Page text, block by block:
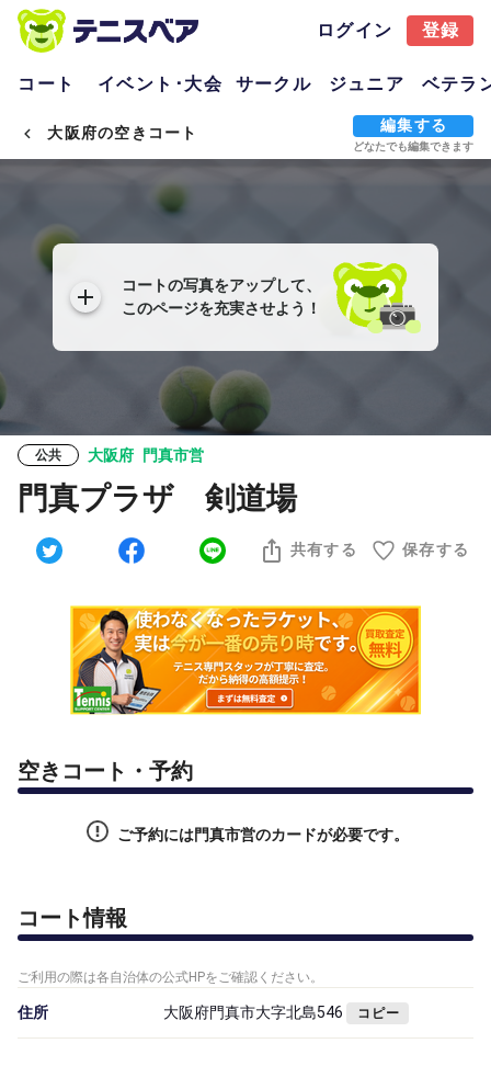
ログイン 登録
コート イベント･大会 サークル ジュニア ベテラ
大阪府の空きコート 編集する
どなたでも編集できます
コートの写真をアップして、
このページを充実させよう！
公共 大阪府 門真市営
門真プラザ 剣道場
共有する 保存する
空きコート・予約
ご予約には門真市営のカードが必要です。
コート情報
ご利用の際は各自治体の公式HPをご確認ください。
住所 大阪府門真市大字北島546 コピー